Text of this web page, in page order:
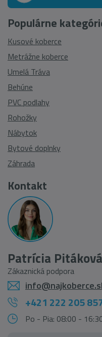
Populárne
Kusové koberce
Metrážne koberce
Umelá Tráva
Behúne
PVC podlahy
Rohožky
Nábytok
Bytové doplnky
Záhrada
Kontakt
Patrícia Pitáková
Zákaznická podpora
+421 222 205
Po - Pia: 08:00 -